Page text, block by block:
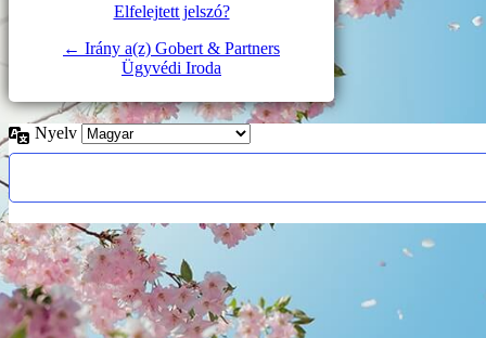
Elfelejtett jelszó?
← Irány a(z) Gobert & Partners
Ügyvédi Iroda
Nyelv